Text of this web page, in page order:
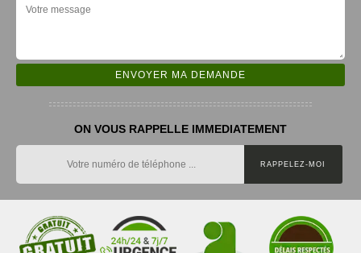
ON VOUS RAPPELLE IMMEDIATEMENT